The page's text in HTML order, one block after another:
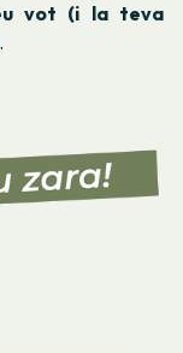
vot (i la teva
.